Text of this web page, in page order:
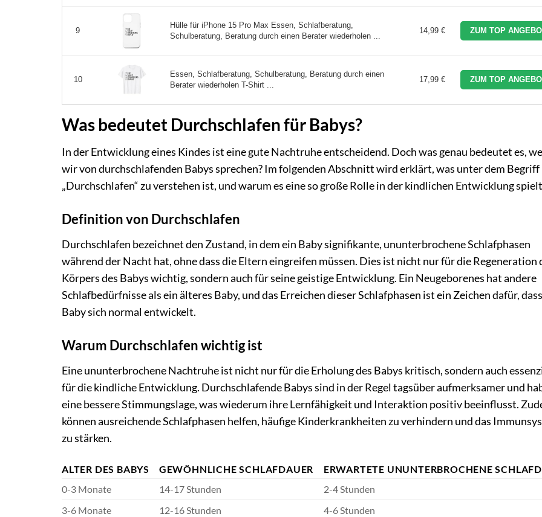
9
Hülle für iPhone 15 Pro Max Essen, Schlafberatung,
Schulberatung, Beratung durch einen Berater wiederholen ...
14,99 € ZUM TOP
10
Essen, Schlafberatung, Schulberatung, Beratung durch einen
Berater wiederholen T-Shirt ...
17,99 € ZUM TOP
Was bedeutet Durchschlafen für Babys?
In der Entwicklung eines Kindes ist eine gute Nachtruhe entscheidend. Doch was genau bedeutet es,
wir von durchschlafenden Babys sprechen? Im folgenden Abschnitt wird erklärt, was unter dem Begriff
„Durchschlafen“ zu verstehen ist, und warum es eine so große Rolle in der kindlichen Entwicklung
Definition von Durchschlafen
Durchschlafen bezeichnet den Zustand, in dem ein Baby signifikante, ununterbrochene Schlafphasen
während der Nacht hat, ohne dass die Eltern eingreifen müssen. Dies ist nicht nur für die Regeneration
Körpers des Babys wichtig, sondern auch für seine geistige Entwicklung. Ein Neugeborenes hat andere
Schlafbedürfnisse als ein älteres Baby, und das Erreichen dieser Schlafphasen ist ein Zeichen dafür,
Baby sich normal entwickelt.
Warum Durchschlafen wichtig ist
Eine ununterbrochene Nachtruhe ist nicht nur für die Erholung des Babys kritisch, sondern auch
für die kindliche Entwicklung. Durchschlafende Babys sind in der Regel tagsüber aufmerksamer und
eine bessere Stimmungslage, was wiederum ihre Lernfähigkeit und Interaktion positiv beeinflusst.
können ausreichende Schlafphasen helfen, häufige Kinderkrankheiten zu verhindern und das
zu stärken.
ALTER DES BABYS GEWÖHNLICHE SCHLAFDAUER
ERWARTETE UNUNTERBROCHENE
0-3 Monate
14-17 Stunden
2-4 Stunden
3-6 Monate
12-16 Stunden
4-6 Stunden